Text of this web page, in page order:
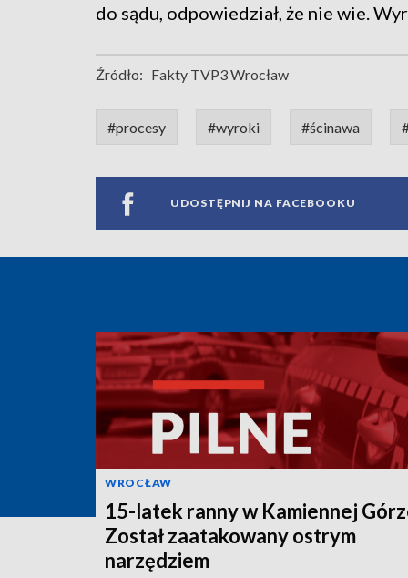
do sądu, odpowiedział, że nie wie.
Źródło: Fakty TVP3 Wrocław
#procesy #wyroki #ścinawa
UDOSTĘPNIJ NA FACEBOOKU
WROCŁAW
15-latek ranny w Kamiennej
Został zaatakowany ostrym
narzędziem